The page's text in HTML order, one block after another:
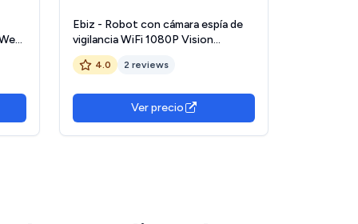
Ebiz - Robot con cámara espía de
vigilancia WiFi 1080P Vision
Infrarrojo
4.0 2 reviews
Ver precio